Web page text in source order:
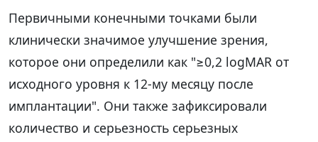
Первичными конечными точками были
клинически значимое улучшение зрения,
которое они определили как "≥0,2 logMAR от
исходного уровня к 12-му месяцу после
имплантации". Они также зафиксировали
количество и серьезность серьезных